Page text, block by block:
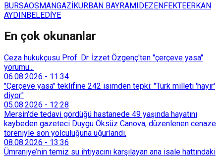
BURSAOSMANGAZİKURBAN BAYRAMIDEZENFEKTEERKAN
AYDINBELEDİYE
En çok okunanlar
Ceza hukukçusu Prof. Dr. İzzet Özgenç'ten "çerçeve yasa"
yorumu...
06.08.2026 - 11:34
"Çerçeve yasa" teklifine 242 isimden tepki: "Türk milleti 'hayır'
diyor"
05.08.2026 - 12:28
Mersin'de tedavi gördüğü hastanede 49 yaşında hayatını
kaybeden gazeteci Duygu Öksüz Canova, düzenlenen cenaze
töreniyle son yolculuğuna uğurlandı.
08.08.2026 - 13:36
Ümraniye’nin temiz su ihtiyacını karşılayan ana isale hattındaki